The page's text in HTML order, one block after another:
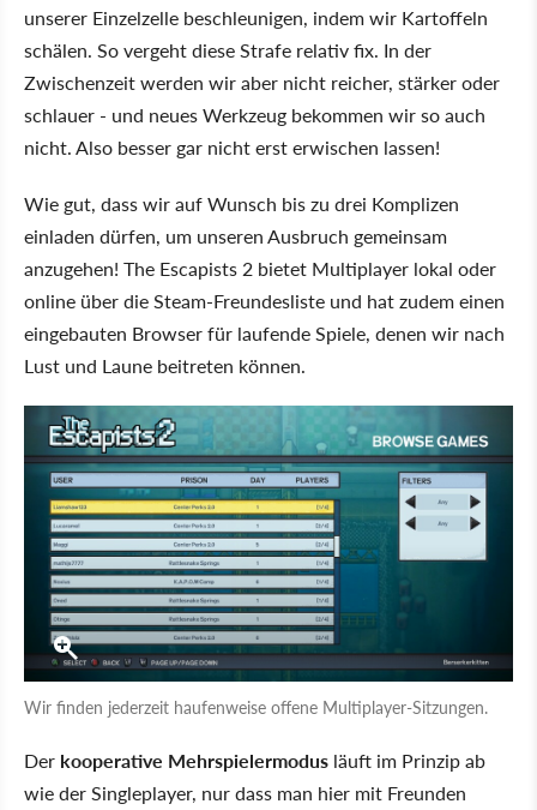
unserer Einzelzelle beschleunigen, indem wir Kartoffeln
schälen. So vergeht diese Strafe relativ fix. In der
Zwischenzeit werden wir aber nicht reicher, stärker oder
schlauer - und neues Werkzeug bekommen wir so auch
nicht. Also besser gar nicht erst erwischen lassen!
Wie gut, dass wir auf Wunsch bis zu drei Komplizen
einladen dürfen, um unseren Ausbruch gemeinsam
anzugehen! The Escapists 2 bietet Multiplayer lokal oder
online über die Steam-Freundesliste und hat zudem einen
eingebauten Browser für laufende Spiele, denen wir nach
Lust und Laune beitreten können.
Wir finden jederzeit haufenweise offene Multiplayer-Sitzungen.
Der kooperative Mehrspielermodus läuft im Prinzip ab
wie der Singleplayer, nur dass man hier mit Freunden